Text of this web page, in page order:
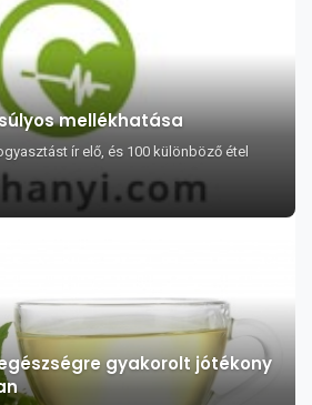
mellékhatása
ír elő, és 100 különböző étel
gyakorolt jótékony